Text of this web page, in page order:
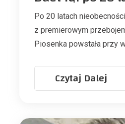
Po 20 latach
z premierowym
Piosenka powstała przy
Czytaj Dalej